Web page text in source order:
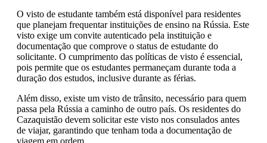
O visto de estudante também está disponível para residentes
que planejam frequentar instituições de ensino na Rússia. Este
visto exige um convite autenticado pela instituição e
documentação que comprove o status de estudante do
solicitante. O cumprimento das políticas de visto é essencial,
pois permite que os estudantes permaneçam durante toda a
duração dos estudos, inclusive durante as férias.
Além disso, existe um visto de trânsito, necessário para quem
passa pela Rússia a caminho de outro país. Os residentes do
Cazaquistão devem solicitar este visto nos consulados antes
de viajar, garantindo que tenham toda a documentação de